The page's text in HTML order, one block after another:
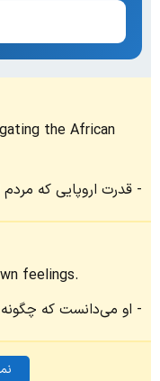
the African
قدرت اروپایی که
feelings.
او می‌دانست که